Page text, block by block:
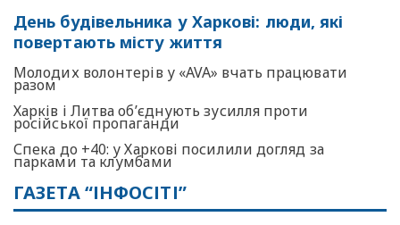
День будівельника у Харкові: люди, які
повертають місту життя
Молодих волонтерів у «AVA» вчать працювати
разом
Харків і Литва об’єднують зусилля проти
російської пропаганди
Спека до +40: у Харкові посилили догляд за
парками та клумбами
ГАЗЕТА “ІНФОСІТІ”